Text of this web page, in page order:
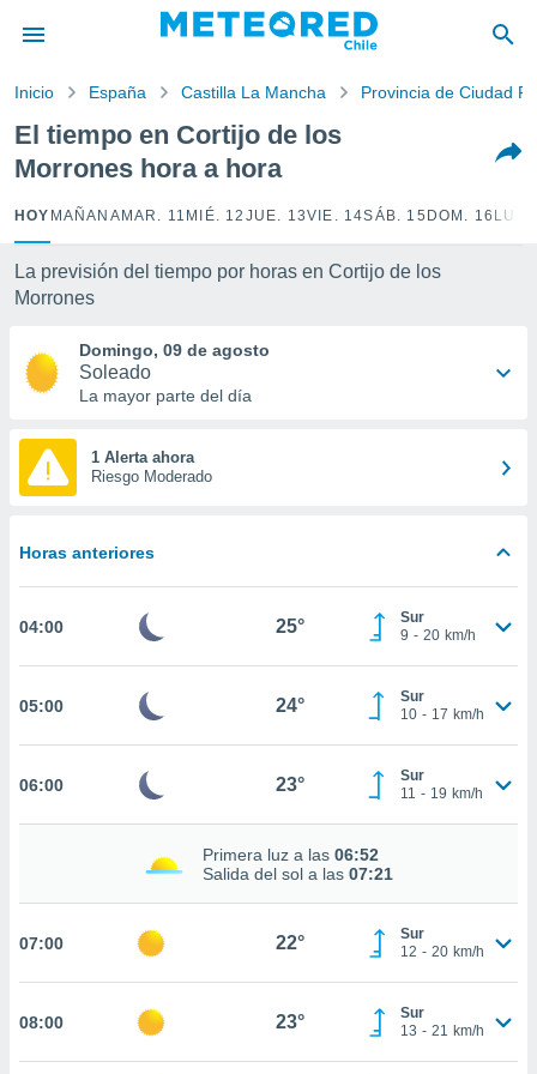
por
para
la
calidad.
a este
las
forma
contenido
coste.
botón
a la
la
ya sean
en
perfil
ACEPTAR
CONTINUAR
Inicio España Castilla La Mancha Provincia de Ciudad
El tiempo en Cortijo de los
Morrones hora a hora
HOY MAÑANA MAR. 11 MIÉ. 12 JUE. 13VIE. 14SÁB. 15 DOM. 16
La previsión del tiempo por horas en Cortijo de los
Morrones
Domingo, 09 de agosto
Soleado
La mayor parte del día
1 Alerta ahora
Riesgo Moderado
Horas anteriores
04:00 25°
Sur
9 - 20 km/h
05:00 24°
Sur
10 - 17 km/h
06:00 23°
Sur
11 - 19 km/h
Primera luz a las 06:52
Salida del sol a las 07:21
07:00 22°
Sur
12 - 20 km/h
08:00 23°
Sur
13 - 21 km/h